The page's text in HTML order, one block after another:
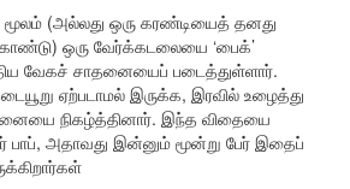
மூலம் (அல்லது ஒரு கரண்டியைத் தனது
ஒரு வேர்க்கடலையை ‘பைக்’
வேகச் சாதனையைப் படைத்துள்ளார்.
ஏற்படாமல் இருக்க, இரவில் உழைத்து
நிகழ்த்தினார். இந்த விதையை
பாப், அதாவது இன்னும் மூன்று பேர் இதைப்